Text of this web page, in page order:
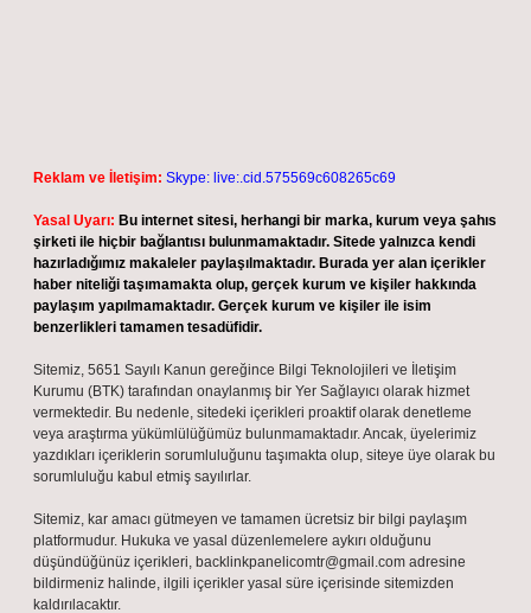
Reklam ve İletişim: Skype: live:.cid.575569c608265c69
Yasal Uyarı: Bu internet sitesi, herhangi bir marka, kurum veya şahıs
şirketi ile hiçbir bağlantısı bulunmamaktadır. Sitede yalnızca kendi
hazırladığımız makaleler paylaşılmaktadır. Burada yer alan içerikler
haber niteliği taşımamakta olup, gerçek kurum ve kişiler hakkında
paylaşım yapılmamaktadır. Gerçek kurum ve kişiler ile isim
benzerlikleri tamamen tesadüfidir.
Sitemiz, 5651 Sayılı Kanun gereğince Bilgi Teknolojileri ve İletişim
Kurumu (BTK) tarafından onaylanmış bir Yer Sağlayıcı olarak hizmet
vermektedir. Bu nedenle, sitedeki içerikleri proaktif olarak denetleme
veya araştırma yükümlülüğümüz bulunmamaktadır. Ancak, üyelerimiz
yazdıkları içeriklerin sorumluluğunu taşımakta olup, siteye üye olarak bu
sorumluluğu kabul etmiş sayılırlar.
Sitemiz, kar amacı gütmeyen ve tamamen ücretsiz bir bilgi paylaşım
platformudur. Hukuka ve yasal düzenlemelere aykırı olduğunu
düşündüğünüz içerikleri, backlinkpanelicomtr@gmail.com adresine
bildirmeniz halinde, ilgili içerikler yasal süre içerisinde sitemizden
kaldırılacaktır.